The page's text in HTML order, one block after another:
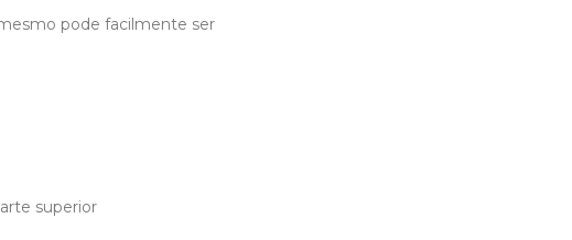
pode facilmente ser
superior